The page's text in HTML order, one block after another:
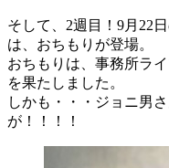
そして、2週目！9月22
は、おちもりが登場。
おちもりは、事務所ラ
を果たしました。
しかも・・・ジョニ男
が！！！！